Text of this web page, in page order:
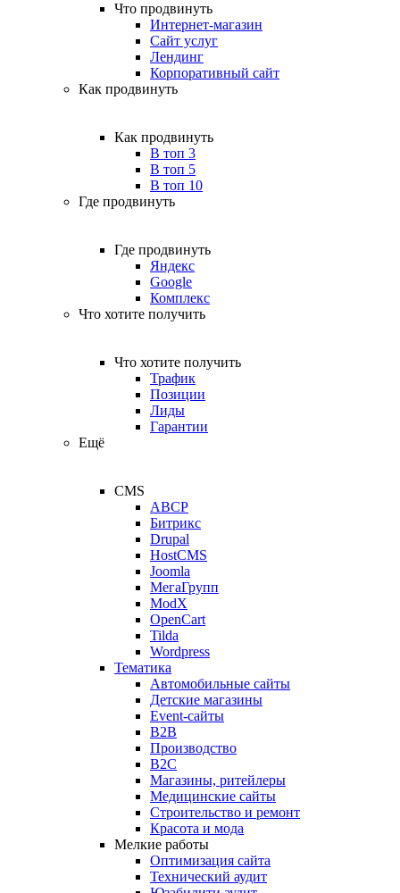
Что продвинуть
Интернет-магазин
Сайт услуг
Лендинг
Корпоративный сайт
Как продвинуть
Как продвинуть
В топ 3
В топ 5
В топ 10
Где продвинуть
Где продвинуть
Яндекс
Google
Комплекс
Что хотите получить
Что хотите получить
Трафик
Позиции
Лиды
Гарантии
Ещё
CMS
ABCP
Битрикс
Drupal
HostCMS
Joomla
МегаГрупп
ModX
OpenCart
Tilda
Wordpress
Тематика
Автомобильные сайты
Детские магазины
Event-сайты
B2B
Производство
B2C
Магазины, ритейлеры
Медицинские сайты
Строительство и ремонт
Красота и мода
Мелкие работы
Оптимизация сайта
Технический аудит